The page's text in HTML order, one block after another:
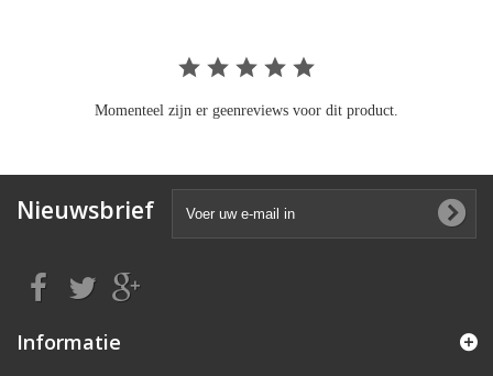
Momenteel zijn er geenreviews voor dit product.
Nieuwsbrief
Informatie